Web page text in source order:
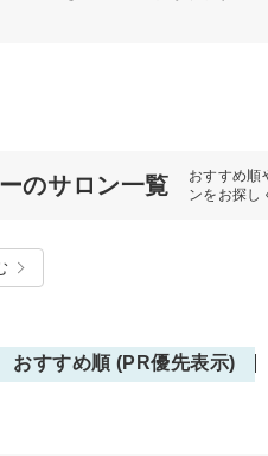
のサロン一覧
おすすめ順
ンをお探し
おすすめ順 (PR優先表示)